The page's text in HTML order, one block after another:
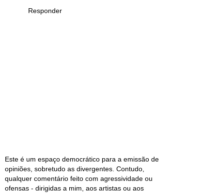
Responder
Este é um espaço democrático para a emissão de
opiniões, sobretudo as divergentes. Contudo,
qualquer comentário feito com agressividade ou
ofensas - dirigidas a mim, aos artistas ou aos